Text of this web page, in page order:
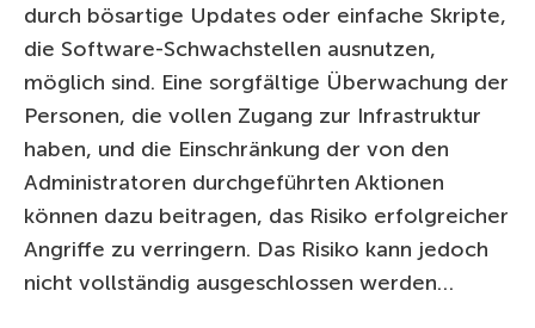
durch bösartige Updates oder einfache Skripte,
die Software-Schwachstellen ausnutzen,
möglich sind. Eine sorgfältige Überwachung der
Personen, die vollen Zugang zur Infrastruktur
haben, und die Einschränkung der von den
Administratoren durchgeführten Aktionen
können dazu beitragen, das Risiko erfolgreicher
Angriffe zu verringern. Das Risiko kann jedoch
nicht vollständig ausgeschlossen werden…